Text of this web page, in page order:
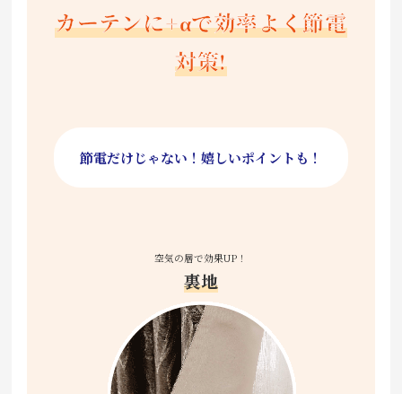
カーテンに+αで効率よく節電
対策!
節電だけじゃない！嬉しいポイントも！
空気の層で効果UP！
裏地